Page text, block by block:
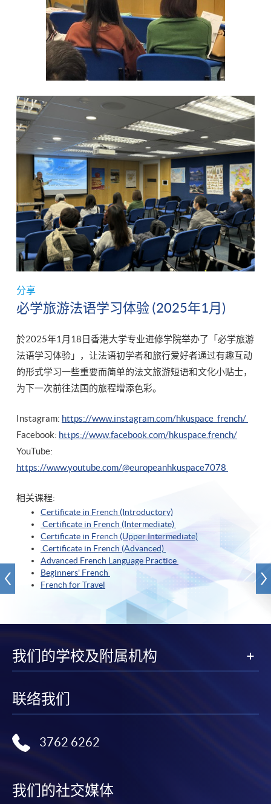
分享
必学旅游法语学习体验 (2025年1月)
於2025年1月18日香港大学专业进修学院举办了「必学旅游
法语学习体验」，让法语初学者和旅行爱好者通过有趣互动
的形式学习一些重要而简单的法文旅游短语和文化小贴士，
为下一次前往法国的旅程增添色彩。
Instagram: https://www.instagram.com/hkuspace_french/
Facebook: https://www.facebook.com/hkuspace.french/
YouTube:
https://www.youtube.com/@europeanhkuspace7078
相关课程:
Certificate in French (Introductory)
Certificate in French (Intermediate)
Certificate in French (Upper Intermediate)
Certificate in French (Advanced)
Advanced French Language Practice
Beginners' French
French for Travel
我们的学校及附属机构
联络我们
3762 6262
我们的社交媒体